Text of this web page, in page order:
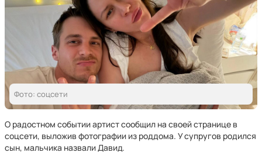
Фото: соцсети
О радостном событии артист сообщил на своей странице в
соцсети, выложив фотографии из роддома. У супругов родился
сын, мальчика назвали Давид.